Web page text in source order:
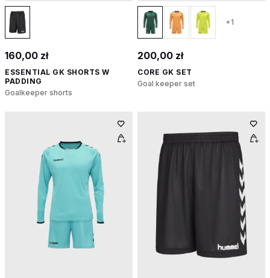
160,00 zł
ESSENTIAL GK SHORTS W
PADDING
Goalkeeper shorts
+1
200,00 zł
CORE GK SET
Goal keeper set